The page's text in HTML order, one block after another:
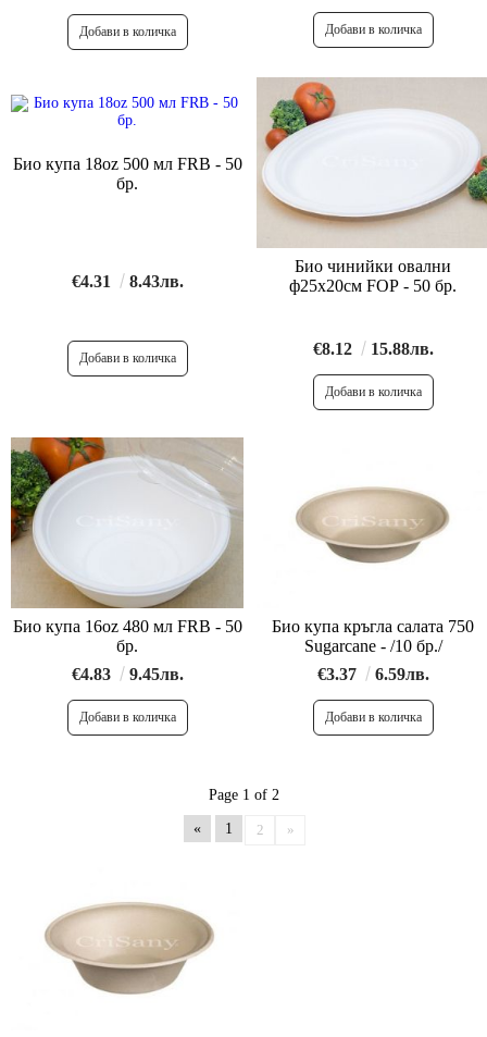
Био купа 18oz 500 мл FRB - 50
бр.
€4.31 8.43лв.
Био чинийки овални
ф25х20см FОP - 50 бр.
€8.12 15.88лв.
Био купа 16oz 480 мл FRB - 50
бр.
€4.83
9.45лв.
Био купа кръгла салата 750
Sugarcane - /10 бр./
€3.37
6.59лв.
Page 1 of 2
« 1 2 »